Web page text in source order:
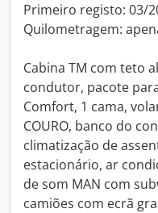
Primeiro registo: 03/
Quilometragem:
Cabina TM com teto
condutor, pacote
Comfort, 1 cama,
COURO, banco do
climatização de
estacionário, ar
de som MAN com
camiões com ecrã